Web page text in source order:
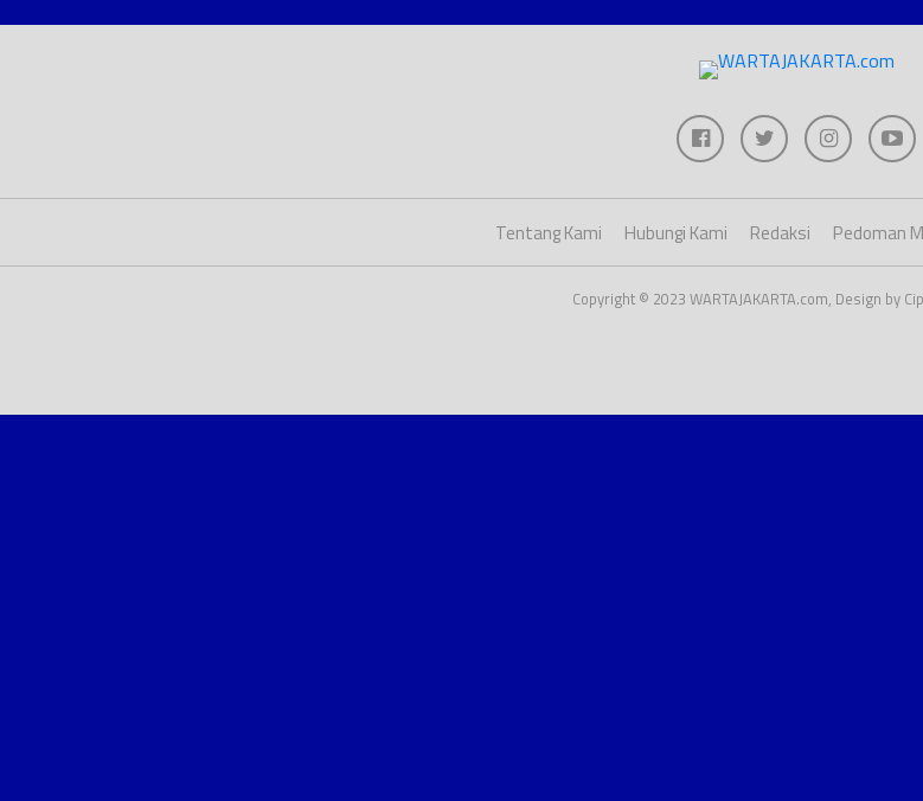
Tentang Kami Hubungi Kami Redaksi Pedoman
Copyright © 2023 WARTAJAKARTA.com, Design by